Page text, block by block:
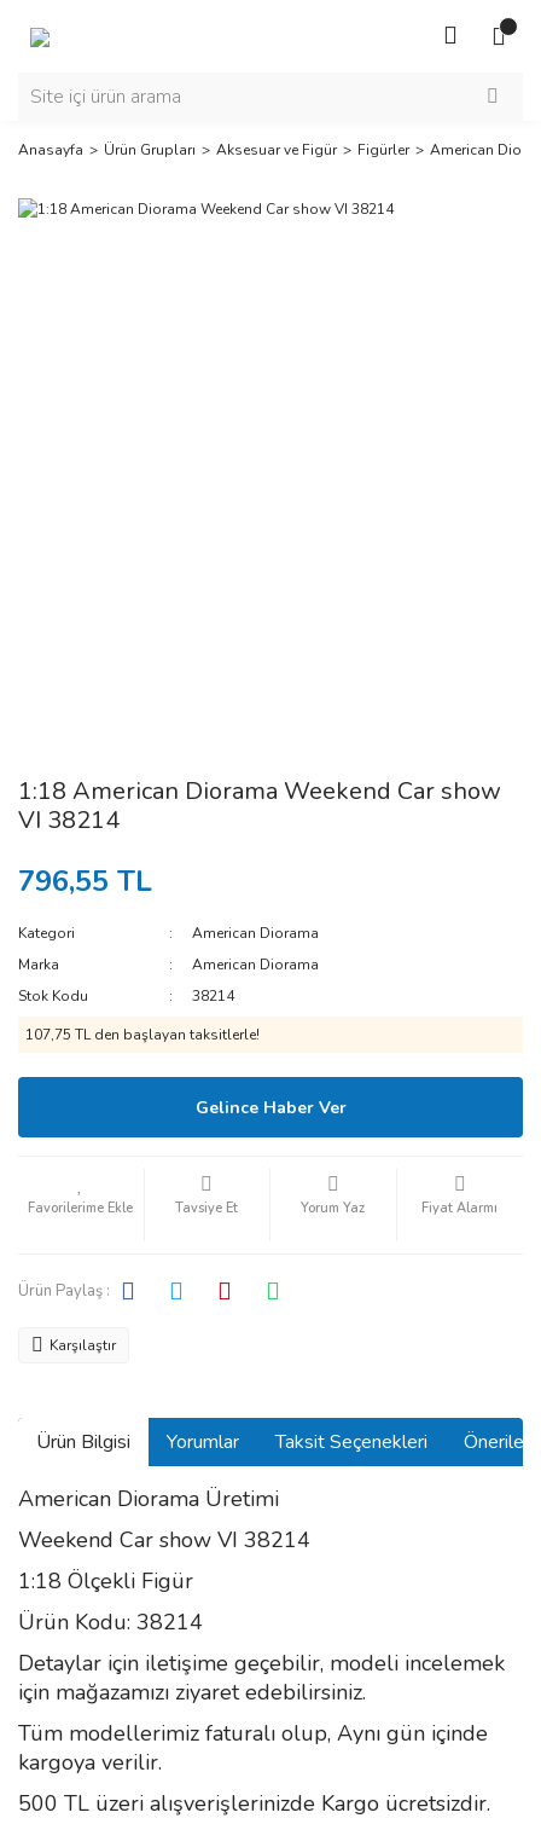
Anasayfa Ürün Grupları Aksesuar ve Figür Figürler American
1:18 American Diorama Weekend Car show
VI 38214
796,55 TL
Kategori
American Diorama
Marka
American Diorama
Stok Kodu
38214
107,75 TL den başlayan taksitlerle!
Gelince Haber Ver
Tavsiye Et Yorum Yaz Fiyat Alarmı
Ürün Paylaş :
Karşılaştır
Ürün Bilgisi Yorumlar Taksit Seçenekleri
American Diorama Üretimi
Weekend Car show VI 38214
1:18 Ölçekli Figür
Ürün Kodu: 38214
Detaylar için iletişime geçebilir, modeli incelemek
için mağazamızı ziyaret edebilirsiniz.
Tüm modellerimiz faturalı olup, Aynı gün içinde
kargoya verilir.
500 TL üzeri alışverişlerinizde Kargo ücretsizdir.